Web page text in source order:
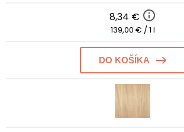
8,34 €
139,00 € / 1 l
DO KOŠÍKA